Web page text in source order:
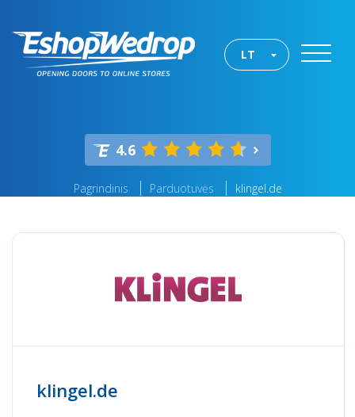
LT
4.6
Pagrindinis Parduotuvės klingel.de
klingel.de